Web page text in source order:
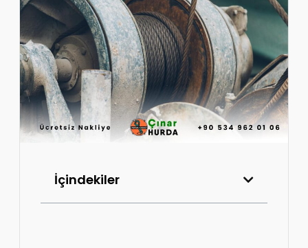
İçindekiler